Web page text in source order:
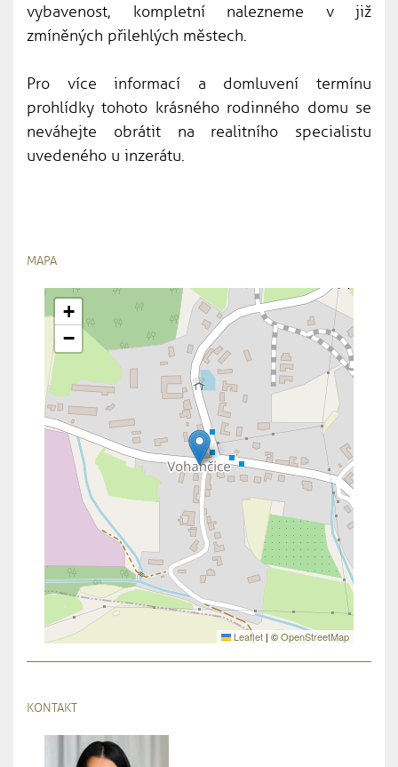
vybavenost, kompletní nalezneme v již
zmíněných přilehlých městech.
Pro více informací a domluvení termínu
prohlídky tohoto krásného rodinného domu se
neváhejte obrátit na realitního specialistu
uvedeného u inzerátu.
MAPA
+
−
Leaflet | ©OpenStreetMap
KONTAKT